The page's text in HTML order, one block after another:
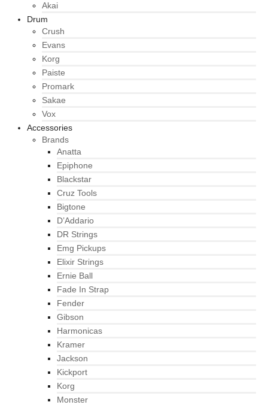
Akai
Drum
Crush
Evans
Korg
Paiste
Promark
Sakae
Vox
Accessories
Brands
Anatta
Epiphone
Blackstar
Cruz Tools
Bigtone
D’Addario
DR Strings
Emg Pickups
Elixir Strings
Ernie Ball
Fade In Strap
Fender
Gibson
Harmonicas
Kramer
Jackson
Kickport
Korg
Monster